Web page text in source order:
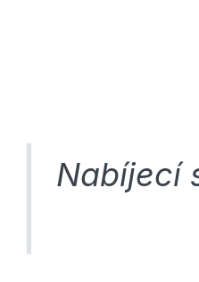
Nabíjecí